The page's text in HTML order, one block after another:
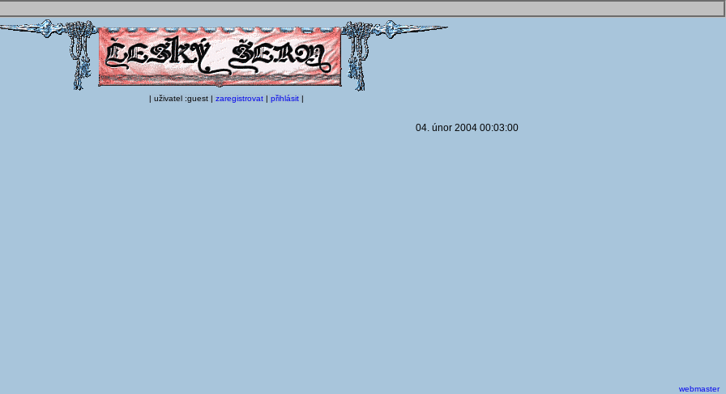
| uživatel :guest | zaregistrovat | přihlásit |
04. únor 2004 00:03:00
webmaster